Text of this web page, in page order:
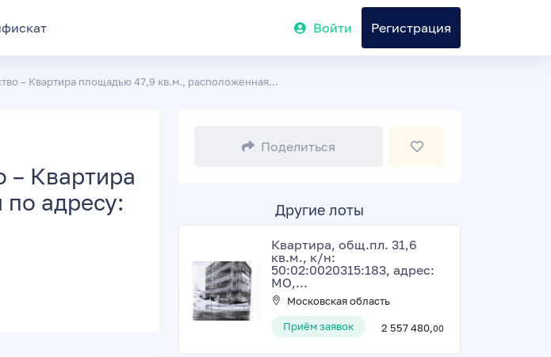
Войти Регистрация
– Квартира площадью 47,9 кв.м., расположенная...
Квартира
адресу:
Поделиться
Другие лоты
Квартира, общ.пл. 31,6
кв.м., к/н:
50:02:0020315:183, адрес:
МО,...
Московская область
Приём заявок
2 557 480,00